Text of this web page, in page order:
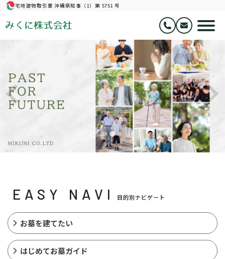
宅地建物取引業 沖縄県知事（1）第 5751 号
みくに株式会社
EASY NAVI 目的別ナビゲート
お墓を建てたい
はじめてお墓ガイド